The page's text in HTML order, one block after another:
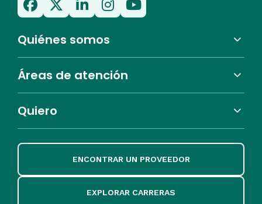
Quiénes somos
Áreas de atención
Quiero
ENCONTRAR UN PROVEEDOR
EXPLORAR CARRERAS